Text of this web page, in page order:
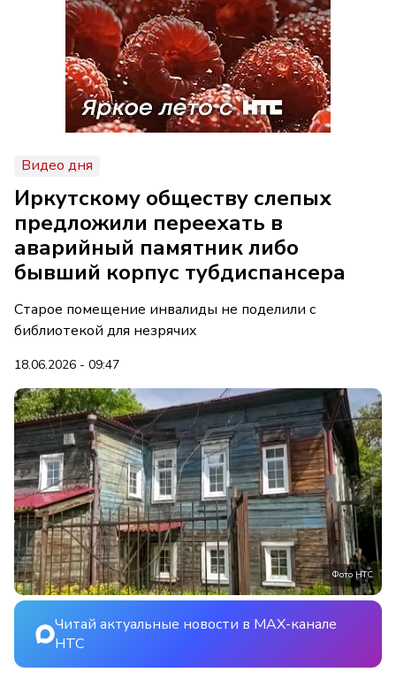
Видео дня
Иркутскому обществу слепых
предложили переехать в
аварийный памятник либо
бывший корпус тубдиспансера
Старое помещение инвалиды не поделили с
библиотекой для незрячих
18.06.2026 - 09:47
Фото НТС
Читай актуальные новости в MAX-канале
НТС